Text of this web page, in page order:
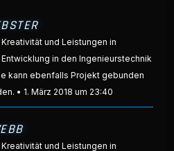
und Leistungen in
in den Ingenieurstechnik
kann ebenfalls Projekt gebunden
1. März 2018 um 23:40
und Leistungen in